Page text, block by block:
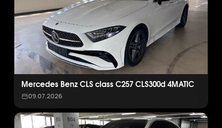
Mercedes Benz CLS class C257 CLS300d 4MATIC
09.07.2026